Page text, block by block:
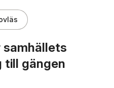
till gängen